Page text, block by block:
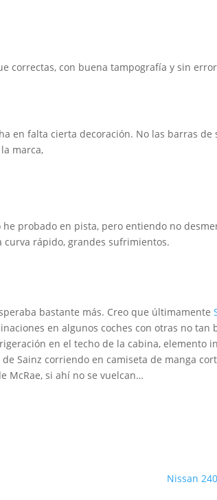
correctas, con buena tampografía y sin
en falta cierta decoración. No las barras
marca,
probado en pista, pero entiendo no
curva rápido, grandes sufrimientos.
bastante más. Creo que últimamente
en algunos coches con otras no tan
en el techo de la cabina, elemento
Sainz corriendo en camiseta de manga
McRae, si ahí no se vuelcan…
Nissan